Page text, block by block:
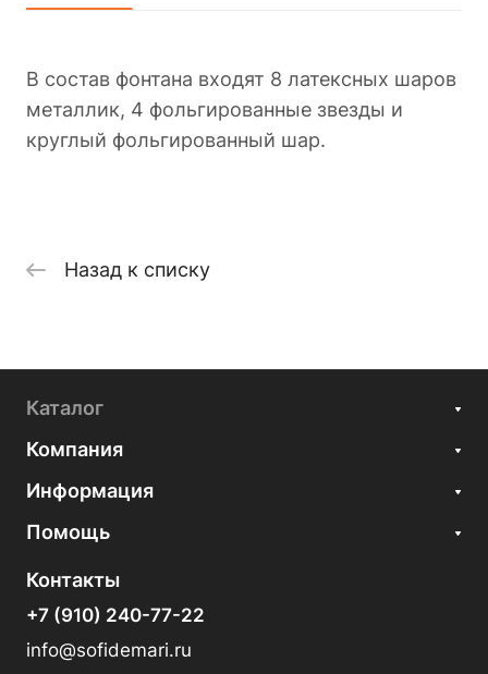
В состав фонтана входят 8 латексных шаров
металлик, 4 фольгированные звезды и
круглый фольгированный шар.
Назад к списку
Каталог
Компания
Информация
Помощь
Контакты
+7 (910) 240-77-22
info@sofidemari.ru